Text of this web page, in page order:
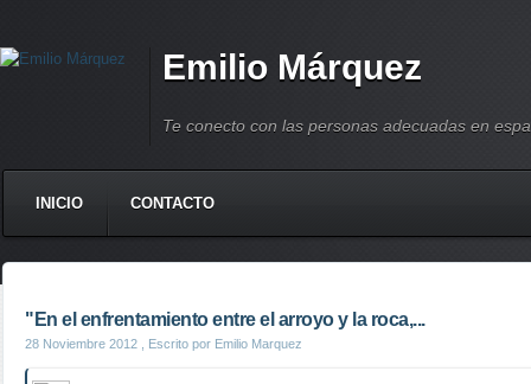
Emilio Márquez
Te conecto con las personas adecuadas en
INICIO CONTACTO
"En el enfrentamiento entre el arroyo y la roca,...
28 Noviembre 2012 , Escrito por Emilio Marquez